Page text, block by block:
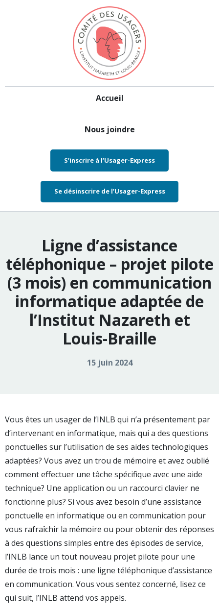
Accueil
Nous joindre
S’inscrire à l’Usager-Express
Se désinscrire de l’Usager-Express
Ligne d’assistance
téléphonique – projet pilote
(3 mois) en communication
informatique adaptée de
l’Institut Nazareth et
Louis-Braille
15 juin 2024
Vous êtes un usager de l’INLB qui n’a présentement par
d’intervenant en informatique, mais qui a des questions
ponctuelles sur l’utilisation de ses aides technologiques
adaptées? Vous avez un trou de mémoire et avez oublié
comment effectuer une tâche spécifique avec une aide
technique? Une application ou un raccourci clavier ne
fonctionne plus? Si vous avez besoin d’une assistance
ponctuelle en informatique ou en communication pour
vous rafraîchir la mémoire ou pour obtenir des réponses
à des questions simples entre des épisodes de service,
l’INLB lance un tout nouveau projet pilote pour une
durée de trois mois : une ligne téléphonique d’assistance
en communication. Vous vous sentez concerné, lisez ce
qui suit, l’INLB attend vos appels.